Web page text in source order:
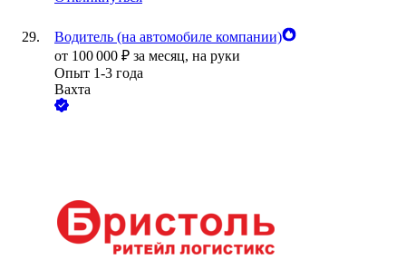
Водитель (на автомобиле компании)
от 100 000 ₽ за месяц, на руки
Опыт 1-3 года
Вахта